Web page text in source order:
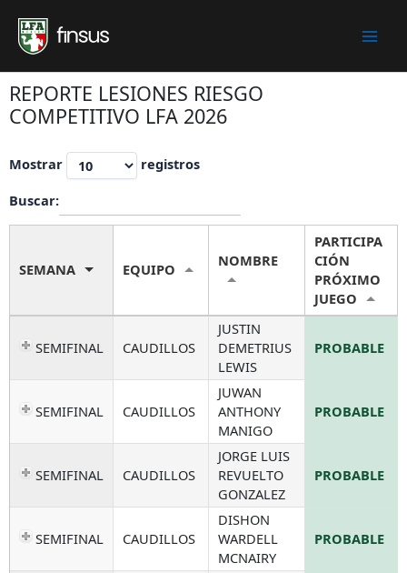
content
REPORTE LESIONES RIESGO
COMPETITIVO LFA 2026
Mostrar
registros
Buscar:
SEMANA EQUIPO NOMBRE
PARTICIPA
CIÓN
PRÓXIMO
JUEGO
SEMIFINAL CAUDILLOS
JUSTIN
DEMETRIUS
LEWIS
PROBABLE
SEMIFINAL CAUDILLOS
JUWAN
ANTHONY
MANIGO
PROBABLE
SEMIFINAL CAUDILLOS
JORGE LUIS
REVUELTO
GONZALEZ
PROBABLE
SEMIFINAL CAUDILLOS
DISHON
WARDELL
MCNAIRY
PROBABLE